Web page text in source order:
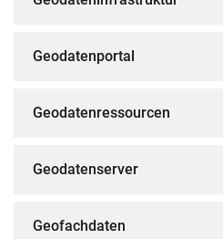
Geodatenportal
Geodatenressourcen
Geodatenserver
Geofachdaten